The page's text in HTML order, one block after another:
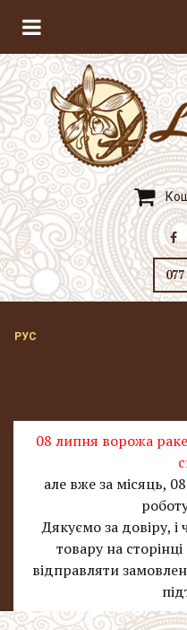

РУС
08 липня ворожа
але вже за місяць,
Дякуємо за довіру, і
товару на
відправляти